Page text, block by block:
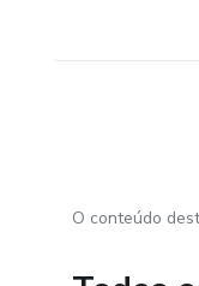
O conteúdo